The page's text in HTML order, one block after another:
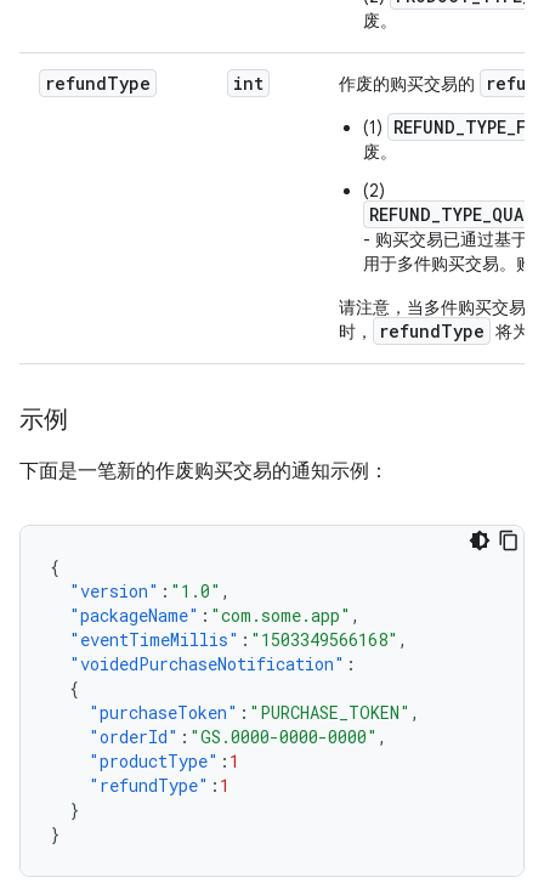
废。
refundType int 作废的购买交易的
(1)
废。
(2)
- 购买交易已通过基于
用于多件购买交易。购
请注意，当多件购买交易
时，
refundType 将为
示例
下面是一笔新的作废购买交易的通知示例：
{
"version" : "1.0" ,
"packageName" : "com.some.app" ,
"eventTimeMillis" : "1503349566168" ,
"voidedPurchaseNotification" :
{
"purchaseToken" : "PURCHASE_TOKEN" ,
"orderId" : "GS.0000-0000-0000" ,
"productType" : 1
"refundType" : 1
}
}